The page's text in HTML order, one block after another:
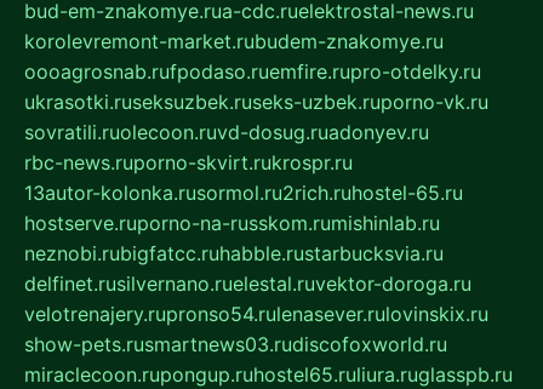
bud-em-znakomye.rua-cdc.ruelektrostal-news.ru
korolevremont-market.rubudem-znakomye.ru
oooagrosnab.rufpodaso.ruemfire.rupro-otdelky.ru
ukrasotki.ruseksuzbek.ruseks-uzbek.ruporno-vk.ru
sovratili.ruolecoon.ruvd-dosug.ruadonyev.ru
rbc-news.ruporno-skvirt.rukrospr.ru
13autor-kolonka.rusormol.ru2rich.ruhostel-65.ru
hostserve.ruporno-na-russkom.rumishinlab.ru
neznobi.rubigfatcc.ruhabble.rustarbucksvia.ru
delfinet.rusilvernano.ruelestal.ruvektor-doroga.ru
velotrenajery.rupronso54.rulenasever.rulovinskix.ru
show-pets.rusmartnews03.rudiscofoxworld.ru
miraclecoon.rupongup.ruhostel65.ruliura.ruglasspb.ru